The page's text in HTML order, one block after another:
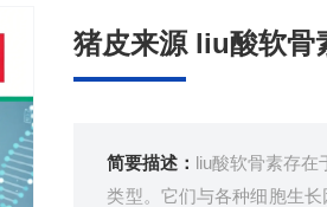
猪皮来源 liu酸软骨
简要描述： liu酸软骨素存在
类型。它们与各种细胞生